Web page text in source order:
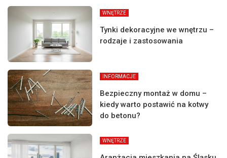
WNĘTRZE
Tynki dekoracyjne we wnętrzu –
rodzaje i zastosowania
INFORMACJE
Bezpieczny montaż w domu –
kiedy warto postawić na kotwy
do betonu?
WNĘTRZE